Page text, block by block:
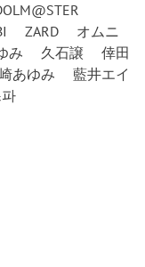
ZARD
オムニ
み 久石譲
倖田
あゆみ
藍井エイ